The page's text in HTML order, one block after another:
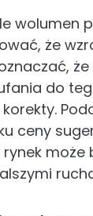
wolumen
że
do
ceny
może